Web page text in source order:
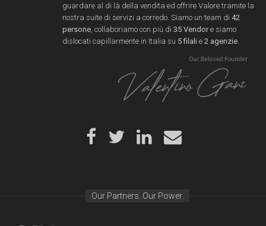
guardare al di là della vendita ed offrire Valore tramite la
nostra suite di servizi a corredo. Siamo un team di 42
persone , collaboriamo con più di 35 Vendore siamo
dislocati capillarmente in Italia su 5 filali e 2 agenzie